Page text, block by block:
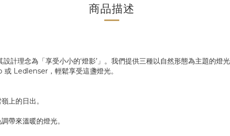
商品描述
理念為「享受小小的‘燈影’」。我們提供三種以自然形態為主題的燈
Ledlenser，輕鬆享受這盞燈光。
上的日出。
帶來溫暖的燈光。